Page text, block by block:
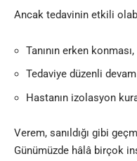
Ancak tedavinin etkili
Tanının erken konması,
Tedaviye düzenli
Hastanın izolasyon
Verem, sanıldığı gibi
Günümüzde hâlâ birçok